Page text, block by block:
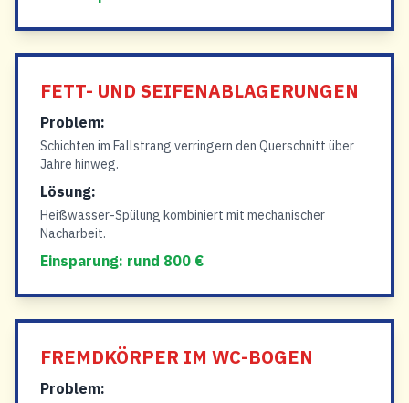
FETT- UND SEIFENABLAGERUNGEN
Problem:
Schichten im Fallstrang verringern den Querschnitt über
Jahre hinweg.
Lösung:
Heißwasser-Spülung kombiniert mit mechanischer
Nacharbeit.
Einsparung: rund 800 €
FREMDKÖRPER IM WC-BOGEN
Problem: